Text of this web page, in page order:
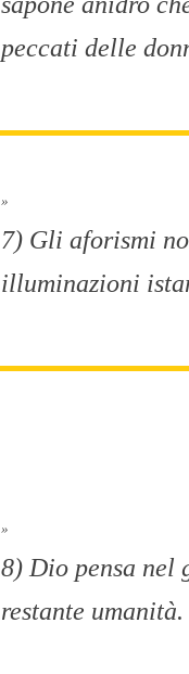
peccati delle
»
7) Gli aforismi
illuminazioni
»
8) Dio pensa nel
restante umanità.